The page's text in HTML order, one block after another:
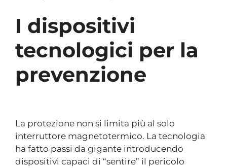
I dispositivi
tecnologici per la
prevenzione
La protezione non si limita più al solo
interruttore magnetotermico. La tecnologia
ha fatto passi da gigante introducendo
dispositivi capaci di “sentire” il pericolo